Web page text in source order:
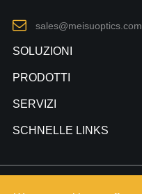
sales@meisuoptics.com
SOLUZIONI
PRODOTTI
SERVIZI
SCHNELLE LINKS